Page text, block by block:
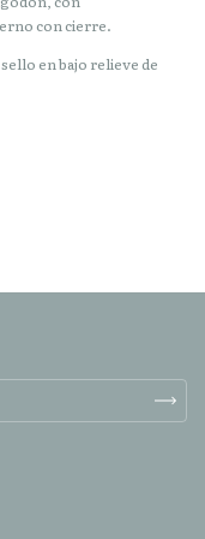
con cierre.
en bajo relieve de